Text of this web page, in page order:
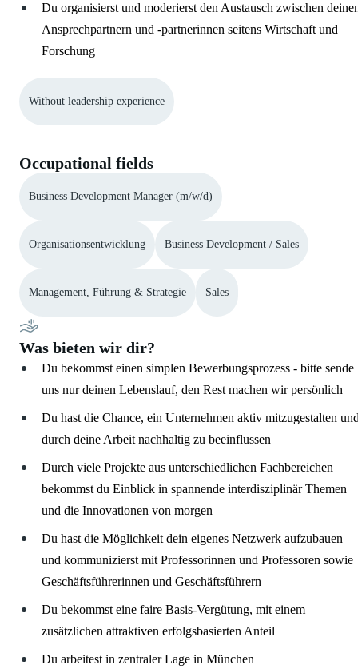
Du organisierst und moderierst den Austausch zwischen
Ansprechpartnern und -partnerinnen seitens Wirtschaft und
Forschung
Without leadership experience
Occupational fields
Business Development Manager (m/w/d)
Organisationsentwicklung Business Development / Sales
Management, Führung & Strategie Sales
Was bieten wir dir?
Du bekommst einen simplen Bewerbungsprozess - bitte sende
uns nur deinen Lebenslauf, den Rest machen wir persönlich
Du hast die Chance, ein Unternehmen aktiv mitzugestalten
durch deine Arbeit nachhaltig zu beeinflussen
Durch viele Projekte aus unterschiedlichen Fachbereichen
bekommst du Einblick in spannende interdisziplinär Themen
und die Innovationen von morgen
Du hast die Möglichkeit dein eigenes Netzwerk aufzubauen
und kommunizierst mit Professorinnen und Professoren sowie
Geschäftsführerinnen und Geschäftsführern
Du bekommst eine faire Basis-Vergütung, mit einem
zusätzlichen attraktiven erfolgsbasierten Anteil
Du arbeitest in zentraler Lage in München